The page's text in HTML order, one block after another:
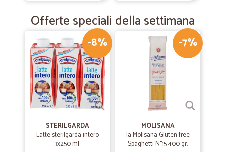
mi hanno portato la spesa in un luogo sperduto. Grazie! Ottimo
Offerte speciali della settimana
-8%
STERILGARDA
Latte sterilgarda intero
3x250 ml.
-7%
MOLISANA
la Molisana Gluten free
Spaghetti N°15 400 gr.